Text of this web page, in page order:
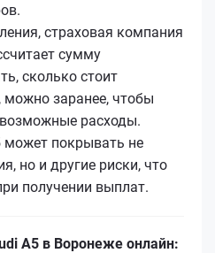
страховая компания
сумму
сколько стоит
можно заранее, чтобы
расходы.
может покрывать не
но и другие риски, что
получении выплат.
A5 в Воронеже онлайн: